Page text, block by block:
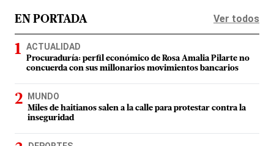
EN PORTADA Ver todos
ACTUALIDAD
Procuraduría: perfil económico de Rosa Amalia Pilarte no
concuerda con sus millonarios movimientos bancarios
MUNDO
Miles de haitianos salen a la calle para protestar contra la
inseguridad